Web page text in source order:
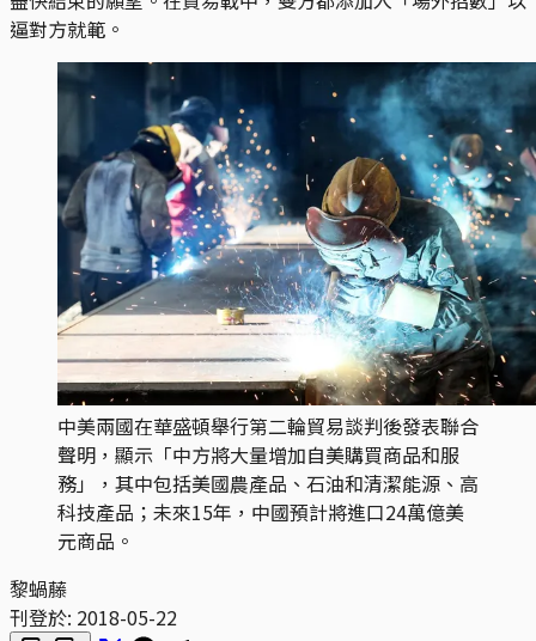
逼對方就範。
中美兩國在華盛頓舉行第二輪貿易談判後發表聯合
聲明，顯示「中方將大量增加自美購買商品和服
務」，其中包括美國農產品、石油和清潔能源、高
科技產品；未來15年，中國預計將進口24萬億美
元商品。
黎蝸藤
刊登於: 2018-05-22